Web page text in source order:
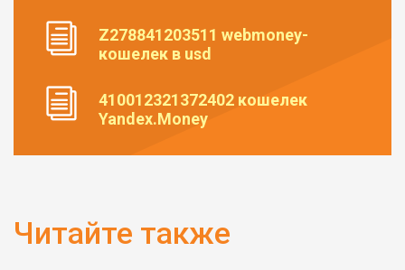
Z278841203511 webmoney-
кошелек в usd
410012321372402 кошелек
Yandex.Money
Читайте также